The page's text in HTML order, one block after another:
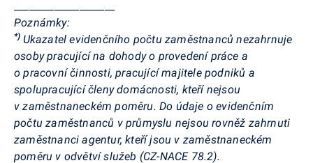
Poznámky:
*) Ukazatel evidenčního počtu zaměstnanců nezahrnuje
osoby pracující na dohody o provedení práce a
o pracovní činnosti, pracující majitele podniků a
spolupracující členy domácnosti, kteří nejsou
v zaměstnaneckém poměru. Do údaje o evidenčním
počtu zaměstnanců v průmyslu nejsou rovněž zahrnuti
zaměstnanci agentur, kteří jsou v zaměstnaneckém
poměru v odvětví služeb (CZ-NACE 78.2).